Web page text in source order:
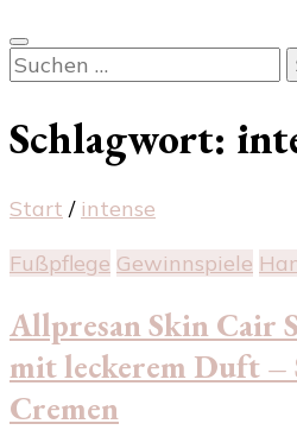
Suchen
nach:
Schlagwort:
Start / intense
Fußpflege Gewinnspiele
Allpresan Skin Cair
mit leckerem Duft –
Cremen